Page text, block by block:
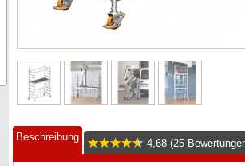
Beschreibung
4,68 (25